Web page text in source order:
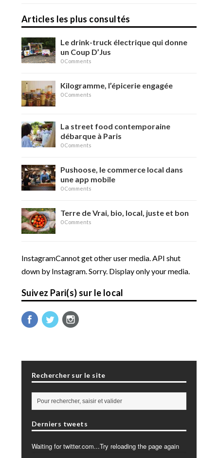
Articles les plus consultés
Le drink-truck électrique qui donne
un Coup D’Jus
0 Comments
Kilogramme, l’épicerie engagée
0 Comments
La street food contemporaine
débarque à Paris
0 Comments
Pushoose, le commerce local dans
une app mobile
0 Comments
Terre de Vrai, bio, local, juste et bon
0 Comments
InstagramCannot get other user media. API shut
down by Instagram. Sorry. Display only your media.
Suivez Pari(s) sur le local
Rechercher sur le site
Derniers tweets
Waiting for twitter.com...Try reloading the page again